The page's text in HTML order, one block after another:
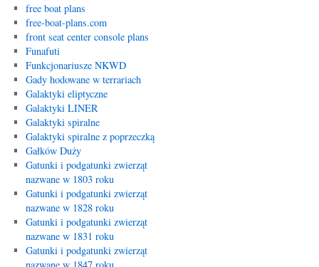
free boat plans
free-boat-plans.com
front seat center console plans
Funafuti
Funkcjonariusze NKWD
Gady hodowane w terrariach
Galaktyki eliptyczne
Galaktyki LINER
Galaktyki spiralne
Galaktyki spiralne z poprzeczką
Gałków Duży
Gatunki i podgatunki zwierząt
nazwane w 1803 roku
Gatunki i podgatunki zwierząt
nazwane w 1828 roku
Gatunki i podgatunki zwierząt
nazwane w 1831 roku
Gatunki i podgatunki zwierząt